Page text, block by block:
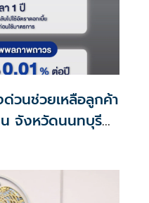
ด่วนช่วยเหลือลูกค้า
น จังหวัดนนทบุรี